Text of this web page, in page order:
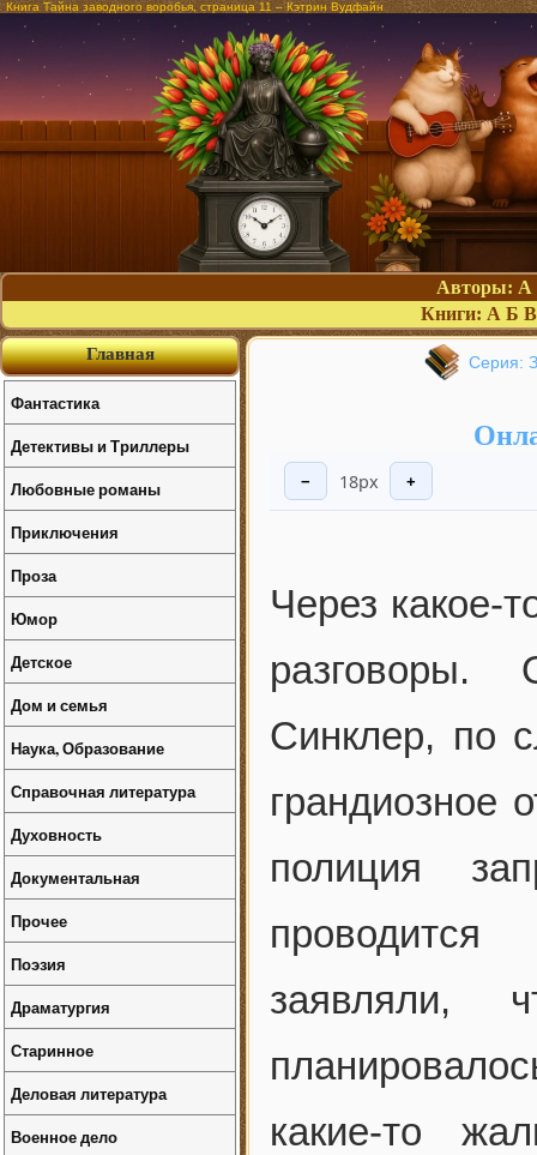
Книга Тайна заводного воробья, страница 11 – Кэтрин Вудфайн
Авторы: А
Книги: А Б В
Серия:
− 18px +
Через какое-
разговоры.
Синклер, по
грандиозное
полиция
проводится
какие-то
Главная
Фантастика
Детективы и Триллеры
Любовные романы
Приключения
Проза
Юмор
Детское
Дом и семья
Наука, Образование
Справочная литература
Духовность
Документальная
Прочее
Поэзия
Драматургия
Старинное
Деловая литература
Военное дело